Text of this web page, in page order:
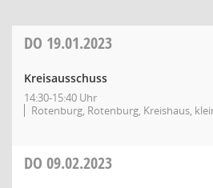
DO 19.01.2023
Kreisausschuss
14:30-15:40 Uhr
Rotenburg, Rotenburg, Kreishaus,
DO 09.02.2023